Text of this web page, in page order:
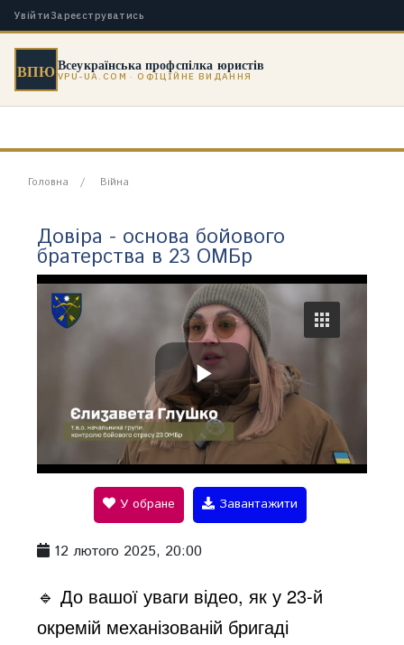
Увійти Зареєструватись
ВПЮВсеукраїнська профспілка юристів
VPU-UA.COM · ОФІЦІЙНЕ ВИДАННЯ
Головна Війна
Довіра - основа бойового
братерства в 23 ОМБр
P
l
a
y
У обране Завантажити
12 лютого 2025, 20:00
🔹 До вашої уваги відео, як у 23-й
окремій механізованій бригаді